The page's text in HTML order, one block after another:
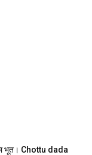
भूत। Chottu dada